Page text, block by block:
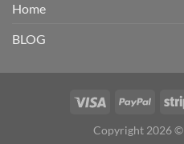
Home
BLOG
Copyright 2026 ©